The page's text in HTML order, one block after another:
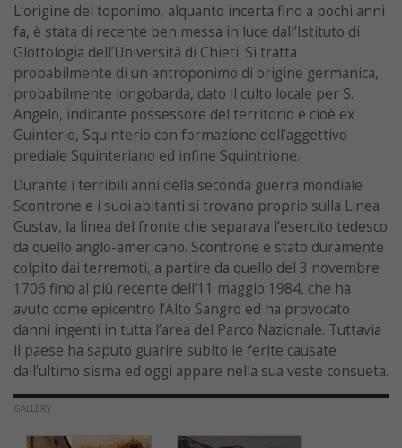
L’origine del toponimo, alquanto incerta fino a pochi anni
fa, è stata di recente ben messa in luce dall’Istituto di
Glottologia dell’Università di Chieti. Si tratta
probabilmente di un antroponimo di origine germanica,
probabilmente longobarda, dato il culto locale per S.
Angelo, indicante possessore del territorio e cioè ex
Guinterio, Squinterio con formazione dell’aggettivo
prediale Squinteriano ed infine Squintrione.
Durante i terribili anni della seconda guerra mondiale
Scontrone e i suoi abitanti si trovano proprio sulla Linea
Gustav, la linea del fronte che separava l’esercito tedesco
da quello anglo-americano. Scontrone è stato duramente
colpito dai terremoti, a partire da quello del 3 novembre
1706 fino al più recente dell’11 maggio 1984, che ha
avuto come epicentro l’Alto Sangro ed ha provocato
danni ingenti in tutta l’area del Parco Nazionale. Tuttavia
il paese ha saputo guarire subito le ferite causate
dall’ultimo sisma ed oggi appare nella sua veste consueta.
GALLERY